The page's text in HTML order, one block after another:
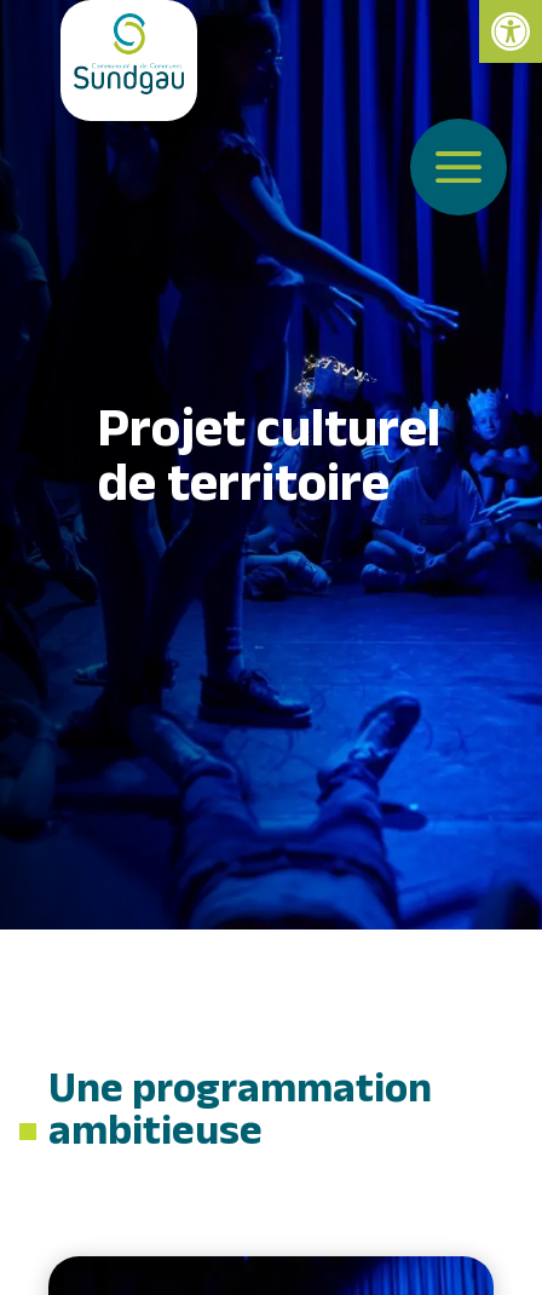
a
Projet culturel
de territoire
Une programmation
ambitieuse